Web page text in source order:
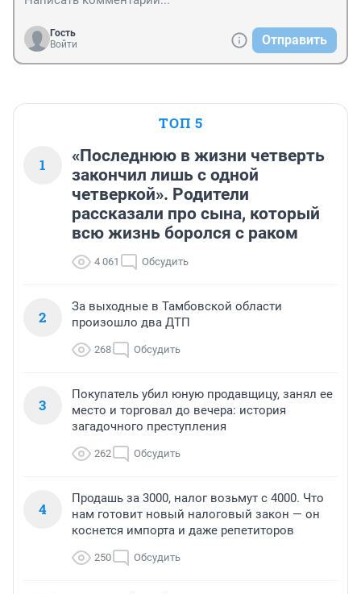
Гость
Войти
Отправить
ТОП 5
1
«Последнюю в жизни четверть
закончил лишь с одной
четверкой». Родители
рассказали про сына, который
всю жизнь боролся с раком
4 061 Обсудить
2
За выходные в Тамбовской области
произошло два ДТП
268 Обсудить
3
Покупатель убил юную продавщицу, занял ее
место и торговал до вечера: история
загадочного преступления
262 Обсудить
4
Продашь за 3000, налог возьмут с 4000. Что
нам готовит новый налоговый закон — он
коснется импорта и даже репетиторов
250 Обсудить